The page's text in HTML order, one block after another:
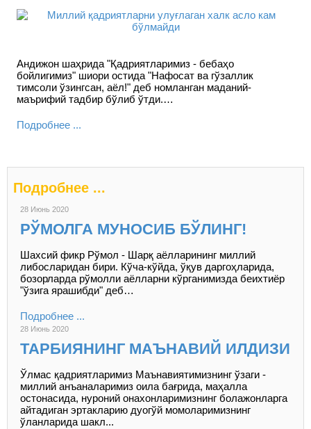
Андижон шаҳрида "Қадриятларимиз - бебаҳо
бойлигимиз" шиори остида "Нафосат ва гўзаллик
тимсоли ўзингсан, аёл!" деб номланган маданий-
маърифий тадбир бўлиб ўтди.…
Подробнее ...
Подробнее ...
28 Июнь 2020
РЎМОЛГА МУНОСИБ БЎЛИНГ!
Шахсий фикр Рўмол - Шарқ аёлларининг миллий
либосларидан бири. Кўча-кўйда, ўқув даргоҳларида,
бозорларда рўмолли аёлларни кўрганимизда беихтиёр
"ўзига ярашибди" деб…
Подробнее ...
28 Июнь 2020
ТАРБИЯНИНГ МАЪНАВИЙ ИЛДИЗИ
Ўлмас қадриятларимиз Маънавиятимизнинг ўзаги -
миллий анъаналаримиз оила бағрида, маҳалла
остонасида, нуроний онахонларимизнинг болажонларга
айтадиган эртакларию дуогўй момоларимизнинг
ўланларида шакл...